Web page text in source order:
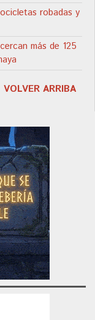
robadas y
más de 125
VOLVER ARRIBA